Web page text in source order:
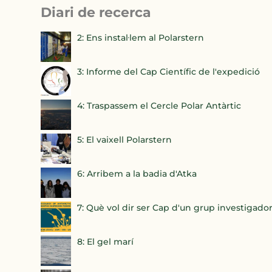
Diari de recerca
2: Ens instal·lem al Polarstern
3: Informe del Cap Científic de l'expedició
4: Traspassem el Cercle Polar Antàrtic
5: El vaixell Polarstern
6: Arribem a la badia d'Atka
7: Què vol dir ser Cap d'un grup
8: El gel marí